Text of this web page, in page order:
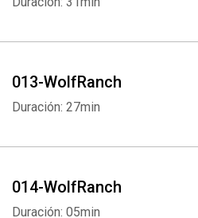
013-WolfRanch
Duración: 27min
014-WolfRanch
Duración: 05min